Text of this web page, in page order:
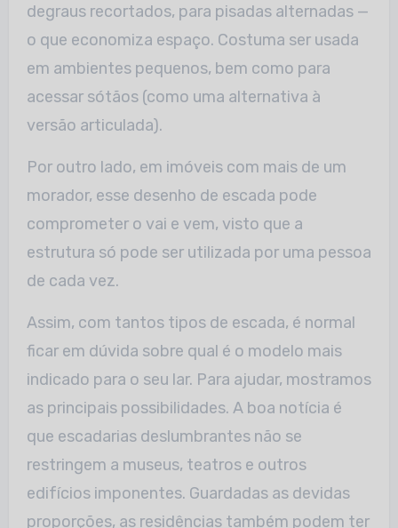
degraus recortados, para pisadas alternadas —
o que economiza espaço. Costuma ser usada
em ambientes pequenos, bem como para
acessar sótãos (como uma alternativa à
versão articulada).
Por outro lado, em imóveis com mais de um
morador, esse desenho de escada pode
comprometer o vai e vem, visto que a
estrutura só pode ser utilizada por uma pessoa
de cada vez.
Assim, com tantos tipos de escada, é normal
ficar em dúvida sobre qual é o modelo mais
indicado para o seu lar. Para ajudar, mostramos
as principais possibilidades. A boa notícia é
que escadarias deslumbrantes não se
restringem a museus, teatros e outros
edifícios imponentes. Guardadas as devidas
proporções, as residências também podem ter